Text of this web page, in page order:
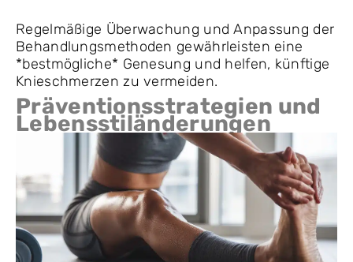
Regelmäßige Überwachung und Anpassung der
Behandlungsmethoden gewährleisten eine
*bestmögliche* Genesung und helfen, künftige
Knieschmerzen zu vermeiden.
Präventionsstrategien und
Lebensstiländerungen